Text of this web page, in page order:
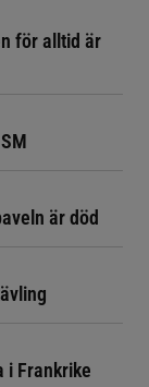
för alltid är
är död
i Frankrike